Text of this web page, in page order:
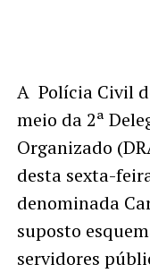
A Polícia Civil
meio da 2ª
Organizado
desta sexta-
denominada
suposto
servidores